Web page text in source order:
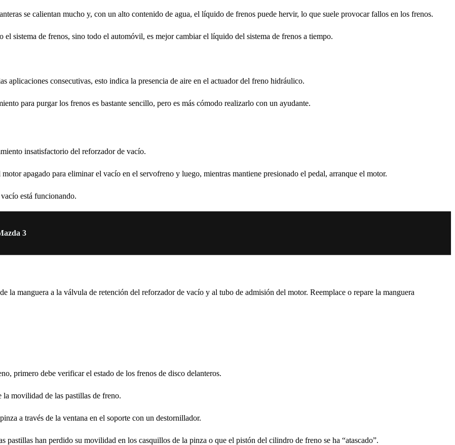
se calientan mucho y, con un alto contenido de agua, el líquido de frenos puede hervir, lo que suele provocar fallos en los frenos.
sistema de frenos, sino todo el automóvil, es mejor cambiar el líquido del sistema de frenos a tiempo.
aplicaciones consecutivas, esto indica la presencia de aire en el actuador del freno hidráulico.
para purgar los frenos es bastante sencillo, pero es más cómodo realizarlo con un ayudante.
insatisfactorio del reforzador de vacío.
apagado para eliminar el vacío en el servofreno y luego, mientras mantiene presionado el pedal, arranque el motor.
está funcionando.
3
manguera a la válvula de retención del reforzador de vacío y al tubo de admisión del motor. Reemplace o repare la manguera
primero debe verificar el estado de los frenos de disco delanteros.
la movilidad de las pastillas de freno.
a través de la ventana en el soporte con un destornillador.
pastillas han perdido su movilidad en los casquillos de la pinza o que el pistón del cilindro de freno se ha “atascado”.